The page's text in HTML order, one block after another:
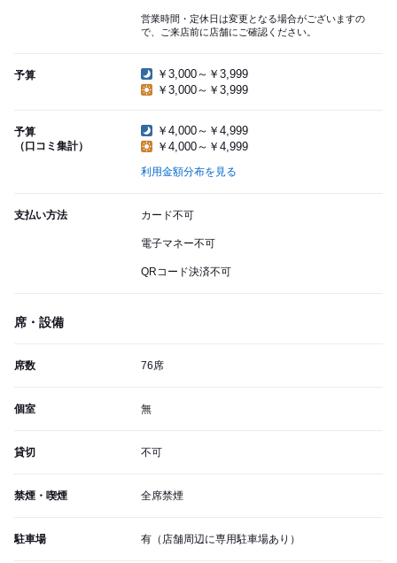
営業時間・定休日は変更となる場合がございますの
で、ご来店前に店舗にご確認ください。
予算
￥3,000～￥3,999
￥3,000～￥3,999
予算
（口コミ集計）
￥4,000～￥4,999
￥4,000～￥4,999
利用金額分布を見る
支払い方法 カード不可
電子マネー不可
QRコード決済不可
席・設備
席数 76席
個室 無
貸切 不可
禁煙・喫煙 全席禁煙
駐車場 有（店舗周辺に専用駐車場あり）